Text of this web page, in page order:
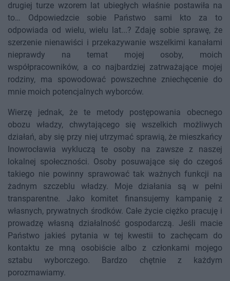
drugiej turze wzorem lat ubiegłych właśnie postawiła na
to… Odpowiedzcie sobie Państwo sami kto za to
odpowiada od wielu, wielu lat...? Zdaję sobie sprawę, że
szerzenie nienawiści i przekazywanie wszelkimi kanałami
nieprawdy na temat mojej osoby, moich
współpracowników, a co najbardziej zatrważające mojej
rodziny, ma spowodować powszechne zniechęcenie do
mnie moich potencjalnych wyborców.
Wierzę jednak, że te metody postępowania obecnego
obozu władzy, chwytającego się wszelkich możliwych
działań, aby się przy niej utrzymać sprawią, że mieszkańcy
Inowrocławia wykluczą te osoby na zawsze z naszej
lokalnej społeczności. Osoby posuwające się do czegoś
takiego nie powinny sprawować tak ważnych funkcji na
żadnym szczeblu władzy. Moje działania są w pełni
transparentne. Jako komitet finansujemy kampanię z
własnych, prywatnych środków. Całe życie ciężko pracuję i
prowadzę własną działalność gospodarczą. Jeśli macie
Państwo jakieś pytania w tej kwestii to zachęcam do
kontaktu ze mną osobiście albo z członkami mojego
sztabu wyborczego. Bardzo chętnie z każdym
porozmawiamy.